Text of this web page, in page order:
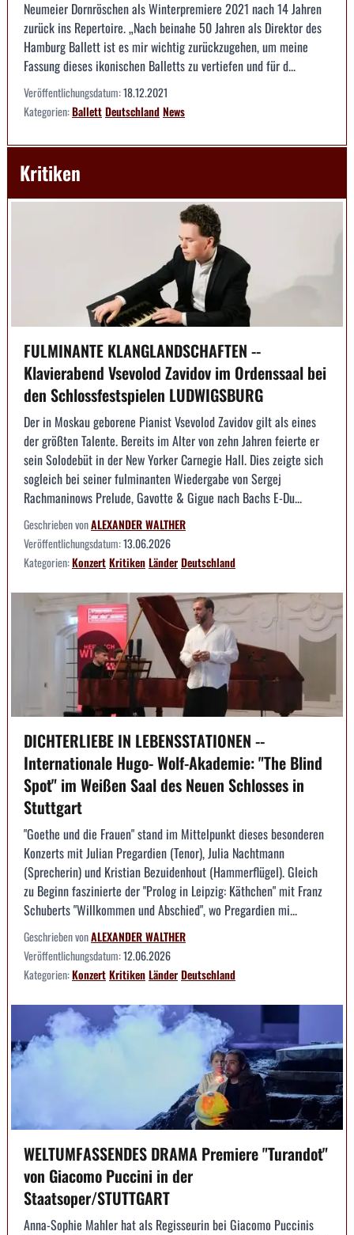
Neumeier Dornröschen als Winterpremiere 2021 nach 14 Jahren
zurück ins Repertoire. „Nach beinahe 50 Jahren als Direktor des
Hamburg Ballett ist es mir wichtig zurückzugehen, um meine
Fassung dieses ikonischen Balletts zu vertiefen und für d...
Veröffentlichungsdatum:18.12.2021
Kategorien:BallettDeutschlandNews
Kritiken
FULMINANTE KLANGLANDSCHAFTEN --
Klavierabend Vsevolod Zavidov im Ordenssaal bei
den Schlossfestspielen LUDWIGSBURG
Der in Moskau geborene Pianist Vsevolod Zavidov gilt als eines
der größten Talente. Bereits im Alter von zehn Jahren feierte er
sein Solodebüt in der New Yorker Carnegie Hall. Dies zeigte sich
sogleich bei seiner fulminanten Wiedergabe von Sergej
Rachmaninows Prelude, Gavotte & Gigue nach Bachs E-Du...
Geschrieben vonALEXANDER WALTHER
Veröffentlichungsdatum:13.06.2026
Kategorien:KonzertKritikenLänderDeutschland
DICHTERLIEBE IN LEBENSSTATIONEN --
Internationale Hugo- Wolf-Akademie: "The Blind
Spot" im Weißen Saal des Neuen Schlosses in
Stuttgart
"Goethe und die Frauen" stand im Mittelpunkt dieses besonderen
Konzerts mit Julian Pregardien (Tenor), Julia Nachtmann
(Sprecherin) und Kristian Bezuidenhout (Hammerflügel). Gleich
zu Beginn faszinierte der "Prolog in Leipzig: Käthchen" mit Franz
Schuberts "Willkommen und Abschied", wo Pregardien mi...
Geschrieben vonALEXANDER WALTHER
Veröffentlichungsdatum:12.06.2026
Kategorien:KonzertKritikenLänderDeutschland
WELTUMFASSENDES DRAMA Premiere "Turandot"
von Giacomo Puccini in der
Staatsoper/STUTTGART
Anna-Sophie Mahler hat als Regisseurin bei Giacomo Puccinis